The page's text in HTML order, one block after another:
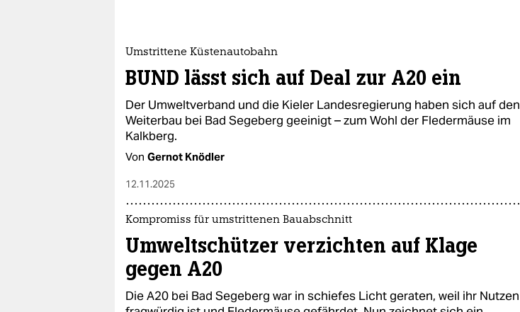
Umstrittene Küstenautobahn
BUND lässt sich auf Deal zur A20 ein
Der Umweltverband und die Kieler Landesregierung haben sich auf den
Weiterbau bei Bad Segeberg geeinigt – zum Wohl der Fledermäuse im
Kalkberg.
Von Gernot Knödler
12.11.2025
Kompromiss für umstrittenen Bauabschnitt
Umweltschützer verzichten auf Klage
gegen A20
Die A20 bei Bad Segeberg war in schiefes Licht geraten, weil ihr Nutzen